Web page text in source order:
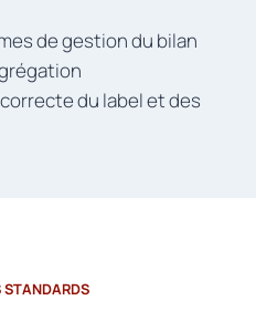
de gestion du bilan
du label et des
STANDARDS